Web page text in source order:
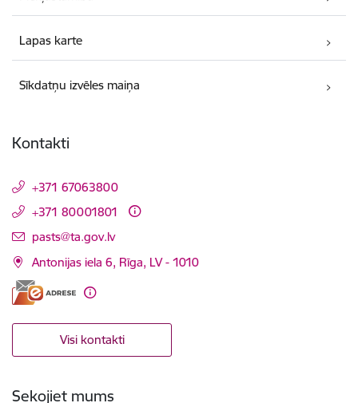
Lapas karte
Sīkdatņu izvēles maiņa
Kontakti
+371 67063800
+371 80001801
E-pasts:
pasts@ta.gov.lv
Antonijas iela 6, Rīga, LV - 1010
Visi kontakti
Sekojiet mums